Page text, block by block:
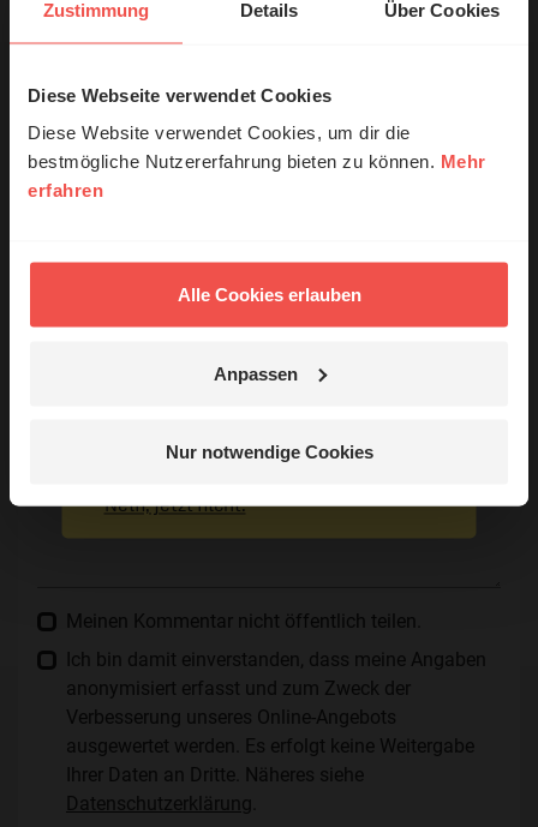
Zustimmung Details Über Cookies
Diese Webseite verwendet Cookies
Diese Website verwendet Cookies, um dir die
bestmögliche Nutzererfahrung bieten zu können. Mehr
erfahren
Alle Cookies erlauben
Anpassen
Nur notwendige Cookies
Nutzungsrechte
Ihr Kommentar
Die E-Mail-Adresse wird nicht veröffentlicht.
Meinen Kommentar nicht öffentlich teilen.
Ich bin damit einverstanden, dass meine Angaben
anonymisiert erfasst und zum Zweck der
Verbesserung unseres Online-Angebots
ausgewertet werden. Es erfolgt keine Weitergabe
Ihrer Daten an Dritte. Näheres siehe
Datenschutzerklärung
entdecken
Nein, jetzt nicht.
© Ruth Schneider / ERF